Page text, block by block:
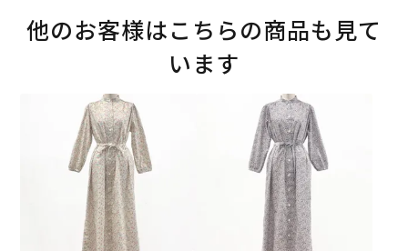
他のお客様はこちらの商品も見て
います